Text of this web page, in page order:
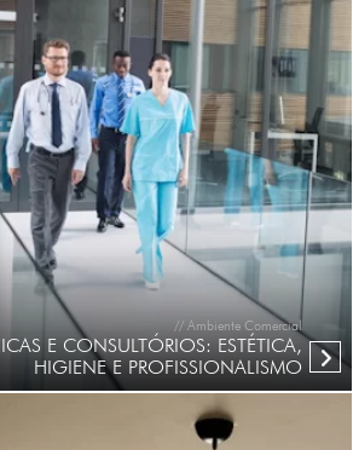
// Ambiente Comercial
E CONSULTÓRIOS: ESTÉTICA,
HIGIENE E PROFISSIONALISMO